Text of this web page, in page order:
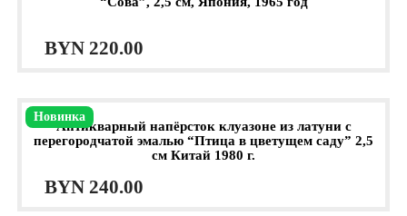
BYN 220.00
Новинка
Антикварный напёрсток клуазоне из латуни с
перегородчатой эмалью “Птица в цветущем саду” 2,5
см Китай 1980 г.
BYN 240.00